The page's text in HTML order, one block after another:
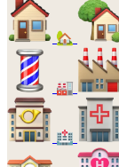
🏡
🏭
🏥